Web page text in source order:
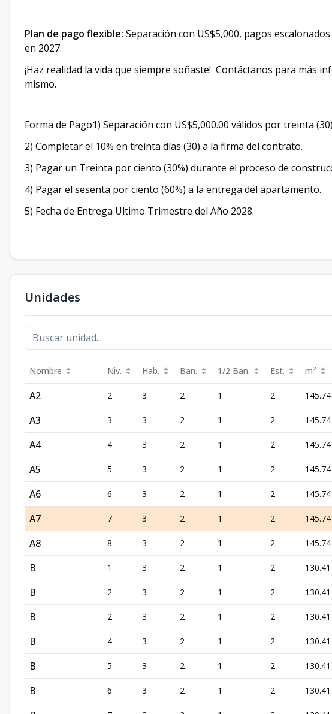
Plan de pago flexible: Separación con US$5,000, pagos
en 2027. ​
¡Haz realidad la vida que siempre soñaste! ​ Contáctanos para más
mismo.
Forma de Pago1) Separación con US$5,000.00 válidos por treinta
2) Completar el 10% en treinta días (30) a la firma del contrato.
3) Pagar un Treinta por ciento (30%) durante el proceso de
4) Pagar el sesenta por ciento (60%) a la entrega del apartamento.
5) Fecha de Entrega Ultimo Trimestre del Año 2028.
Unidades
Nombre Niv. Hab. Ban. 1/2 Ban. Est. m²
A2 2 3 2 1 2 145.74
A3 3 3 2 1 2 145.74
A4 4 3 2 1 2 145.74
A5 5 3 2 1 2 145.74
A6 6 3 2 1 2 145.74
A7 7 3 2 1 2 145.74
A8 8 3 2 1 2 145.74
B 1 3 2 1 2 130.41
B 2 3 2 1 2 130.41
B 2 3 2 1 2 130.41
B 4 3 2 1 2 130.41
B 5 3 2 1 2 130.41
B 6 3 2 1 2 130.41